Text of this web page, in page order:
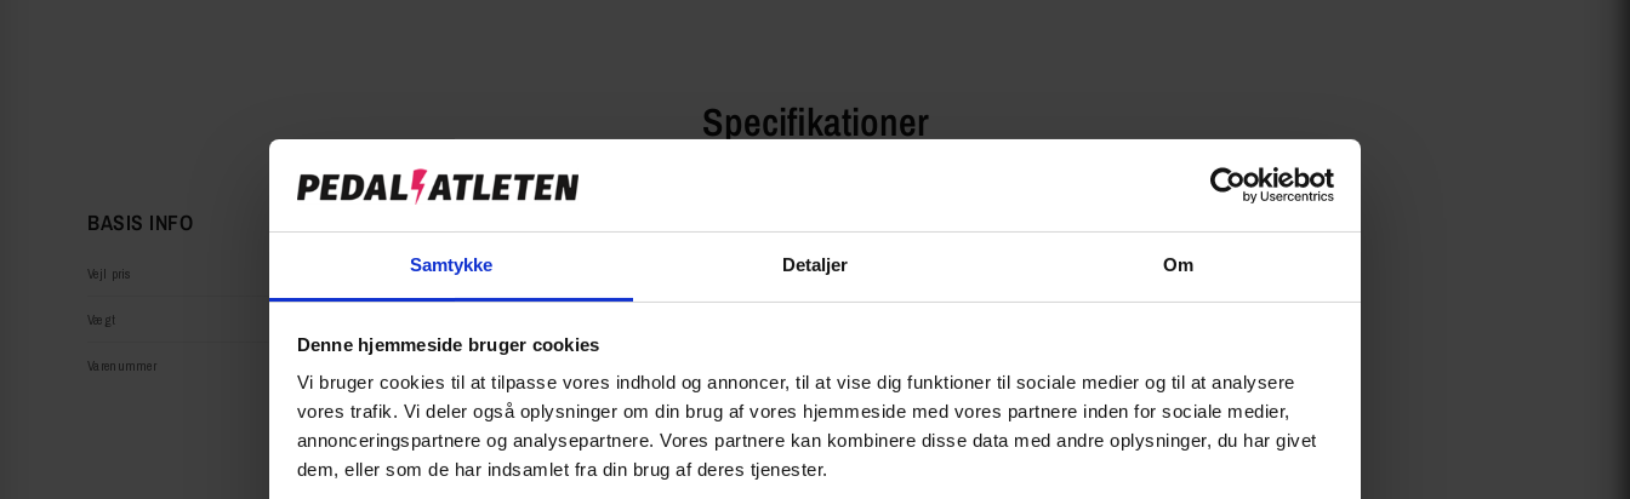
Samtykke Detaljer Om
Denne hjemmeside bruger cookies
Vi bruger cookies til at tilpasse vores indhold og annoncer, til at vise dig funktioner til sociale medier og til at analysere
vores trafik. Vi deler også oplysninger om din brug af vores hjemmeside med vores partnere inden for sociale medier,
annonceringspartnere og analysepartnere. Vores partnere kan kombinere disse data med andre oplysninger, du har givet
dem, eller som de har indsamlet fra din brug af deres tjenester.
Specifikationer
BASIS INFO
Vejl pris 949,00 kr
Vægt
Varenummer